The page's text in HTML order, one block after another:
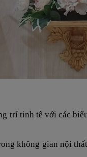
trí tinh tế với các
không gian nội